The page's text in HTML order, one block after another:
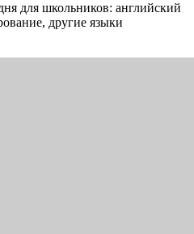
для школьников: английский
другие языки